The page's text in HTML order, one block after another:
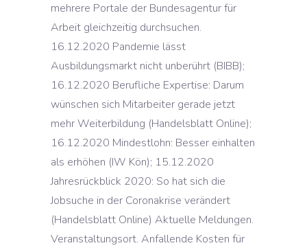
mehrere Portale der Bundesagentur für
Arbeit gleichzeitig durchsuchen.
16.12.2020 Pandemie lässt
Ausbildungsmarkt nicht unberührt (BIBB);
16.12.2020 Berufliche Expertise: Darum
wünschen sich Mitarbeiter gerade jetzt
mehr Weiterbildung (Handelsblatt Online);
16.12.2020 Mindestlohn: Besser einhalten
als erhöhen (IW Kön); 15.12.2020
Jahresrückblick 2020: So hat sich die
Jobsuche in der Coronakrise verändert
(Handelsblatt Online) Aktuelle Meldungen.
Veranstaltungsort. Anfallende Kosten für